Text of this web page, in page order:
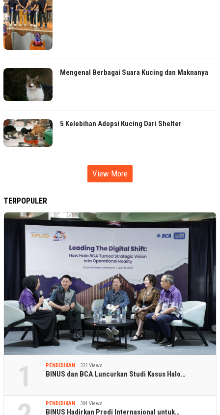
Mengenal Berbagai Suara Kucing dan Maknanya
5 Kelebihan Adopsi Kucing Dari Shelter
View More
TERPOPULER
1 PENDIDIKAN 322 Views
BINUS dan BCA Luncurkan Studi Kasus Halo…
PENDIDIKAN 304 Views
BINUS Hadirkan Prodi Internasional untuk…